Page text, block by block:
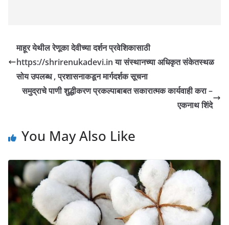
माहूर येथील रेणूका देवीच्या दर्शन प्रवेशिकासाठी
https://shrirenukadevi.in या संस्थानच्या अधिकृत संकेतस्थळ
सोय उपलब्ध , प्रशासनाकडून मार्गदर्शक सूचना
समुद्राचे पाणी शुद्धीकरण प्रकल्पाबाबत सकारात्मक कार्यवाही करा –
एकनाथ शिंदे
You May Also Like